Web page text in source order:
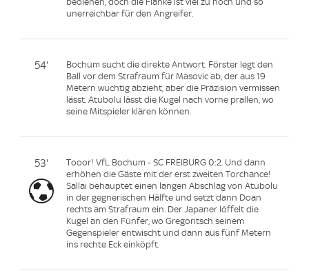
unerreichbar für den Angreifer.
54'
Bochum sucht die direkte Antwort. Förster legt den
Ball vor dem Strafraum für Masovic ab, der aus 19
Metern wuchtig abzieht, aber die Präzision vermissen
lässt. Atubolu lässt die Kugel nach vorne prallen, wo
seine Mitspieler klären können.
53'
Tooor! VfL Bochum - SC FREIBURG 0:2. Und dann
erhöhen die Gäste mit der erst zweiten Torchance!
Sallai behauptet einen langen Abschlag von Atubolu
in der gegnerischen Hälfte und setzt dann Doan
rechts am Strafraum ein. Der Japaner löffelt die
Kugel an den Fünfer, wo Gregoritsch seinem
Gegenspieler entwischt und dann aus fünf Metern
ins rechte Eck einköpft.